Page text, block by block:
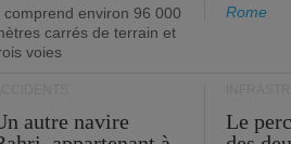
comprend environ 96 000
carrés de terrain et
voies
Rome
autre navire
Le